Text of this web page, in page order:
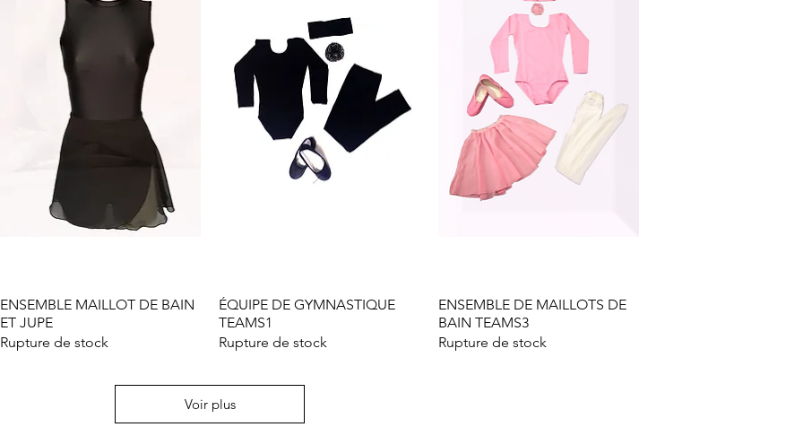
Aperçu rapide
ENSEMBLE MAILLOT DE BAIN
ET JUPE
Rupture de stock
Aperçu rapide
ÉQUIPE DE GYMNASTIQUE
TEAMS1
Rupture de stock
Aperçu rapide
ENSEMBLE DE MAILLOTS DE
BAIN TEAMS3
Rupture de stock
Voir plus